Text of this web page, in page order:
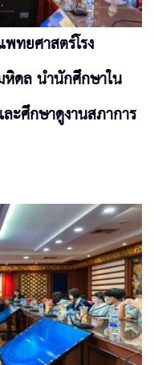
ทยศาสตร์โรง
ดล นำนักศึกษาใน
ะศึกษาดูงานสภาการ